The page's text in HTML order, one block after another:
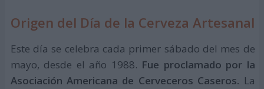
Origen del Día de la Cerveza Artesanal
Este día se celebra cada primer sábado del mes de
mayo, desde el año 1988. Fue proclamado por la
Asociación Americana de Cerveceros Caseros. La